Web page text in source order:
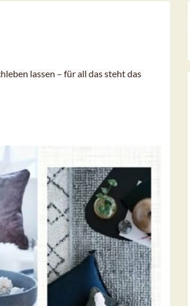
lassen – für all das steht das